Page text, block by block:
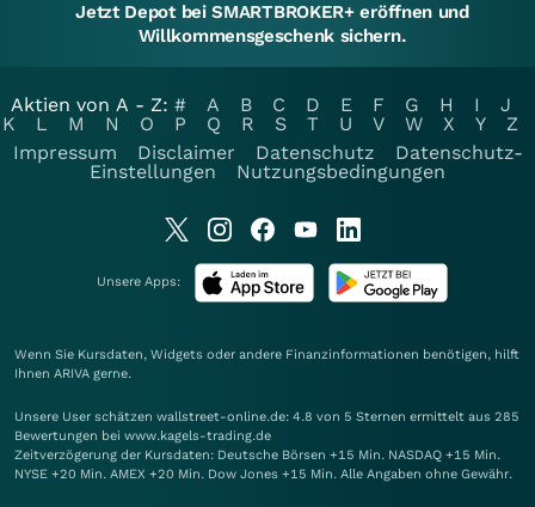
Jetzt Depot bei SMARTBROKER+ eröffnen und
Willkommensgeschenk sichern.
Aktien von A - Z: # A B C D E F G H I
J
K
L M N O P Q R S T U V W X Y
Z
Impressum
Disclaimer Datenschutz
Datenschutz-
Einstellungen
Nutzungsbedingungen
Unsere Apps:
Wenn Sie Kursdaten, Widgets oder andere Finanzinformationen benötigen, hilft
Ihnen ARIVA gerne.
Unsere User schätzen wallstreet-online.de: 4.8 von 5 Sternen ermittelt aus 285
Bewertungen bei www.kagels-trading.de
Zeitverzögerung der Kursdaten: Deutsche Börsen +15 Min. NASDAQ +15 Min.
NYSE +20 Min. AMEX +20 Min. Dow Jones +15 Min. Alle Angaben ohne Gewähr.